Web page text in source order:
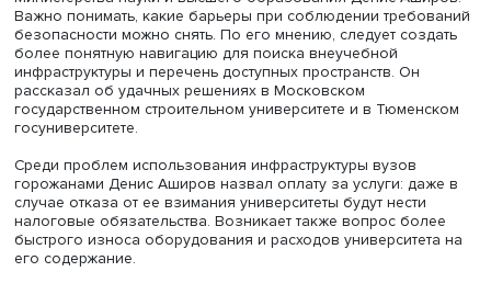
Даньярова рассказала, что во время учебы в школе в
не раз сталкивалась с проблемой недостатка мест для
мероприятий: в регионе всего два места, где есть
пространства, их надо бронировать заранее.
вузовской инфраструктуры может облегчить ситуацию.
коворкинг в общежитии, но пропуск надо заказывать
заранее», — сказала Аигерим Даньярова.
Открытие дверей университетов, возможность
их инфраструктуры молодежью — важная задача, но